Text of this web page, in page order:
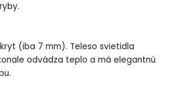
(iba 7 mm). Teleso svietidla
odvádza teplo a má elegantnú